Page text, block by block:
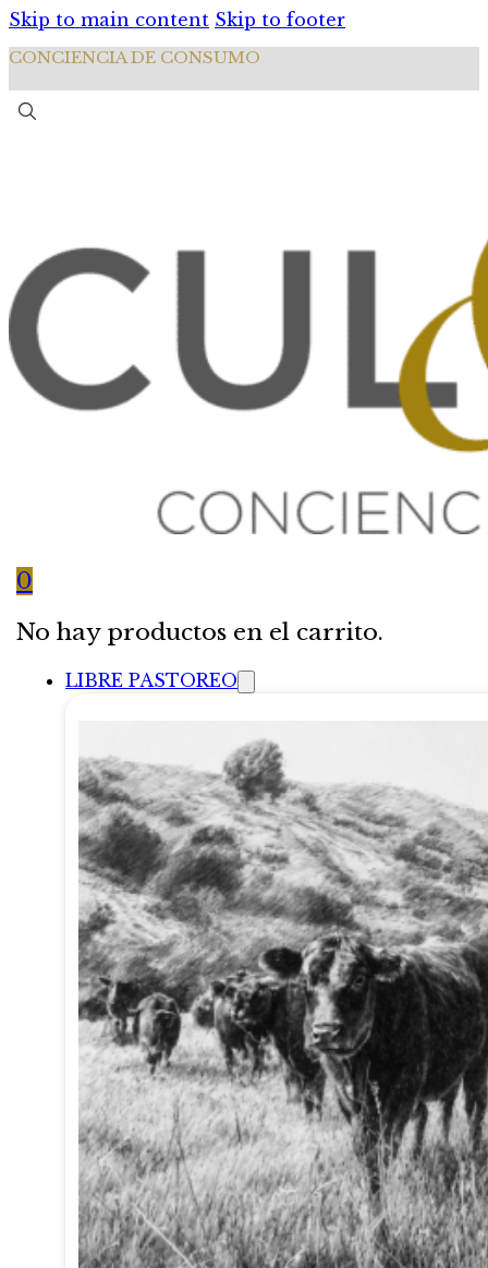
Skip to main content Skip to footer
CONCIENCIA DE CONSUMO
0
No hay productos en el carrito.
LIBRE PASTOREO